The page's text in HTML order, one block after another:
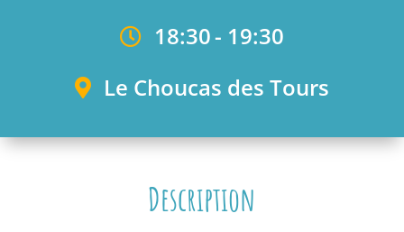
18:30- 19:30
Le Choucas des Tours
Description